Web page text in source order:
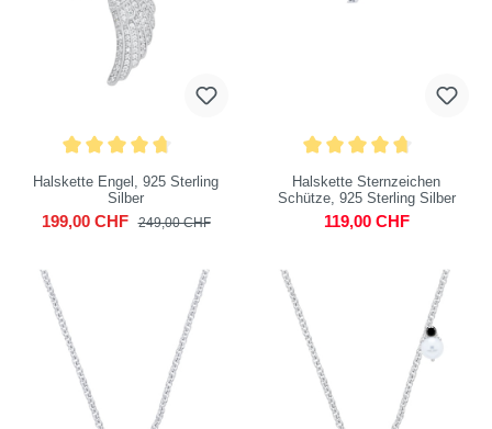
Halskette Engel, 925 Sterling
Silber
199,00 CHF 249,00 CHF
Halskette Sternzeichen
Schütze, 925 Sterling Silber
119,00 CHF